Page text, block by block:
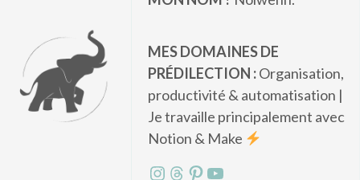
MES DOMAINES DE
PRÉDILECTION :Organisation,
productivité & automatisation |
Je travaille principalement avec
Notion & Make
Instagram
Threads
Pinterest
YouTube